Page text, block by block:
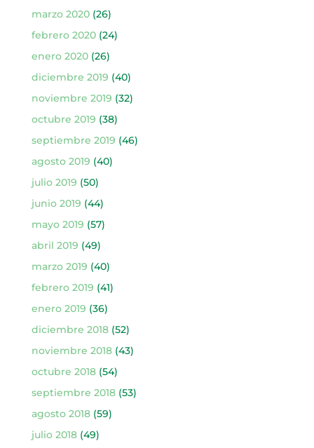
marzo 2020(26)
febrero 2020(24)
enero 2020(26)
diciembre 2019 (40)
noviembre 2019 (32)
octubre 2019 (38)
septiembre 2019 (46)
agosto 2019 (40)
julio 2019 (50)
junio 2019 (44)
mayo 2019 (57)
abril 2019 (49)
marzo 2019 (40)
febrero 2019 (41)
enero 2019 (36)
diciembre 2018(52)
noviembre 2018(43)
octubre 2018(54)
septiembre 2018(53)
agosto 2018(59)
julio 2018(49)